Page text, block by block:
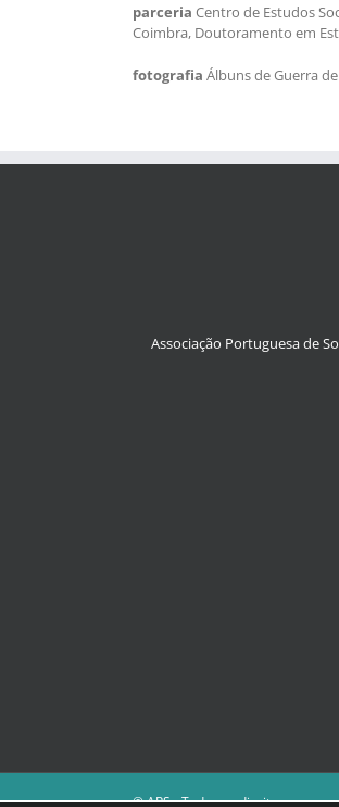
parceria Centro de Estudos
Coimbra, Doutoramento em
fotografia Álbuns de Guerra
Associação Portuguesa de
© APS - Todos os direitos